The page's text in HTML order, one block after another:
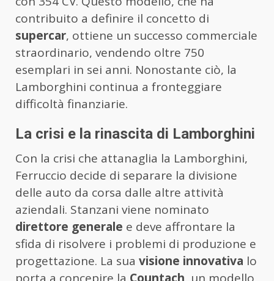
contribuito a definire il concetto di
supercar, ottiene un successo commerciale
straordinario, vendendo oltre 750
esemplari in sei anni. Nonostante ciò, la
Lamborghini continua a fronteggiare
difficoltà finanziarie.
La crisi e la rinascita di Lamborghini
Con la crisi che attanaglia la Lamborghini,
Ferruccio decide di separare la divisione
delle auto da corsa dalle altre attività
aziendali. Stanzani viene nominato
direttore generale e deve affrontare la
sfida di risolvere i problemi di produzione e
progettazione. La sua visione innovativa lo